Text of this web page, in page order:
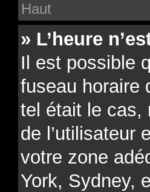
Haut
» L’heure
Il est possible
fuseau horaire
tel était le cas,
de l’utilisateur
votre zone
York, Sydney,